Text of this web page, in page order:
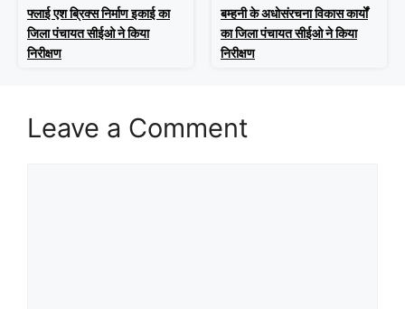
फ्लाई एश ब्रिक्स निर्माण इकाई का
जिला पंचायत सीईओ ने किया
निरीक्षण
बम्हनी के अधोसंरचना विकास कार्यों
का जिला पंचायत सीईओ ने किया
निरीक्षण
Leave a Comment